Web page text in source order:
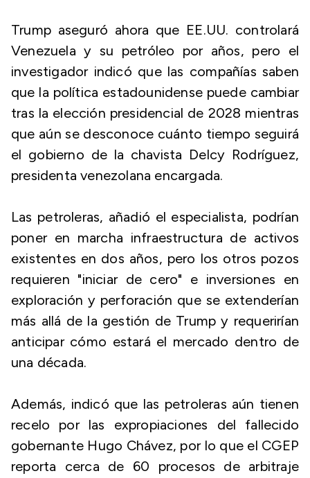
Trump aseguró ahora que EE.UU. controlará
Venezuela y su petróleo por años, pero el
investigador indicó que las compañías saben
que la política estadounidense puede cambiar
tras la elección presidencial de 2028 mientras
que aún se desconoce cuánto tiempo seguirá
el gobierno de la chavista Delcy Rodríguez,
presidenta venezolana encargada.
Las petroleras, añadió el especialista, podrían
poner en marcha infraestructura de activos
existentes en dos años, pero los otros pozos
requieren "iniciar de cero" e inversiones en
exploración y perforación que se extenderían
más allá de la gestión de Trump y requerirían
anticipar cómo estará el mercado dentro de
una década.
Además, indicó que las petroleras aún tienen
recelo por las expropiaciones del fallecido
gobernante Hugo Chávez, por lo que el CGEP
reporta cerca de 60 procesos de arbitraje